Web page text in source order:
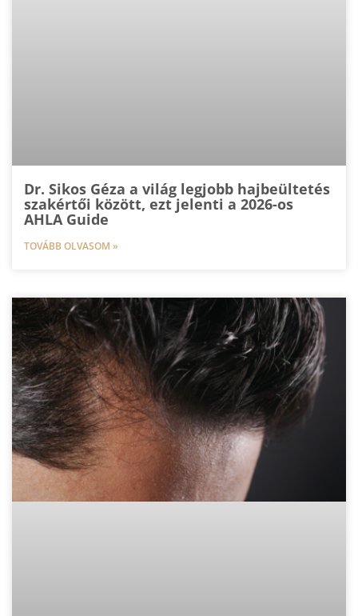
Dr. Sikos Géza a világ legjobb hajbeültetés
szakértői között, ezt jelenti a 2026-os
AHLA Guide
TOVÁBB OLVASOM »